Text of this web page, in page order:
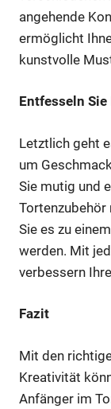
angehende
ermöglicht
kunstvolle
Entfesseln
Letztlich geht
um
Sie mutig und
Tortenzubehör
Sie es zu
werden. Mit
verbessern
Fazit
Mit den
Kreativität
Anfänger im